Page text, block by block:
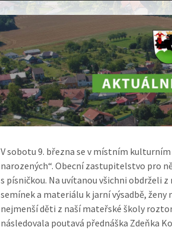
V sobotu 9. března se v místním
narozených“. Obecní zastupitelstvo pro
s písničkou. Na uvítanou všichni obdrželi
semínek a materiálu k jarní výsadbě,
nejmenší děti z naší mateřské školy
následovala poutavá přednáška Zdeňka